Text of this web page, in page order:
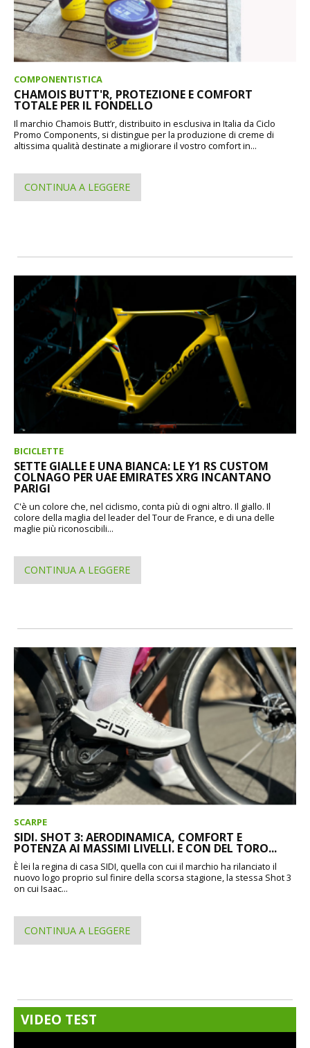
COMPONENTISTICA
CHAMOIS BUTT'R, PROTEZIONE E COMFORT
TOTALE PER IL FONDELLO
Il marchio Chamois Butt’r, distribuito in esclusiva in Italia da Ciclo
Promo Components, si distingue per la produzione di creme di
altissima qualità destinate a migliorare il vostro comfort in...
CONTINUA A LEGGERE
BICICLETTE
SETTE GIALLE E UNA BIANCA: LE Y1 RS CUSTOM
COLNAGO PER UAE EMIRATES XRG INCANTANO
PARIGI
C'è un colore che, nel ciclismo, conta più di ogni altro. Il giallo. Il
colore della maglia del leader del Tour de France, e di una delle
maglie più riconoscibili...
CONTINUA A LEGGERE
SCARPE
SIDI. SHOT 3: AERODINAMICA, COMFORT E
POTENZA AI MASSIMI LIVELLI. E CON DEL TORO...
È lei la regina di casa SIDI, quella con cui il marchio ha rilanciato il
nuovo logo proprio sul finire della scorsa stagione, la stessa Shot 3
on cui Isaac...
CONTINUA A LEGGERE
VIDEO TEST